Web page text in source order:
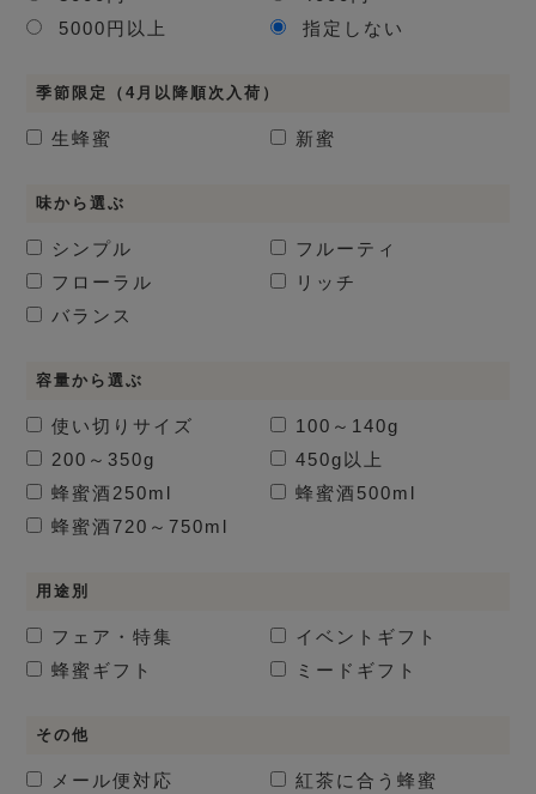
5000円以上
指定しない
季節限定（4月以降順次入荷）
生蜂蜜 新蜜
味から選ぶ
シンプル
フルーティ
フローラル
リッチ
バランス
容量から選ぶ
使い切りサイズ
100～140g
200～350g
450g以上
蜂蜜酒 250ml 蜂蜜酒 500ml
蜂蜜酒720～750ml
用途別
フェア・特集
イベントギフト
蜂蜜ギフト
ミードギフト
その他
メール便対応 紅茶に合う蜂蜜